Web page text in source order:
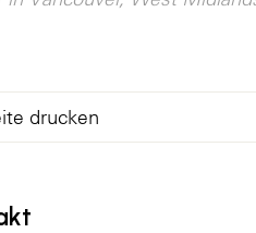
drucken